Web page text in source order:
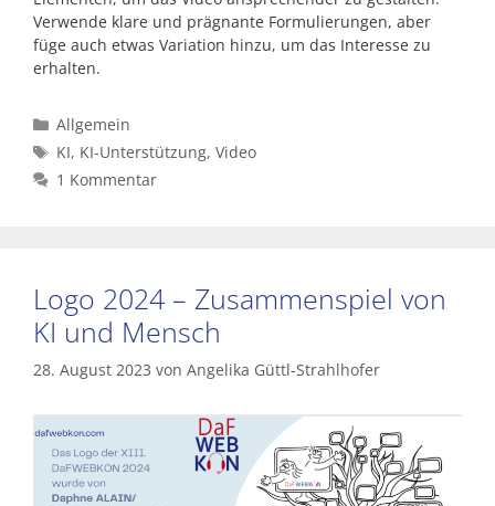
Verwende klare und prägnante Formulierungen, aber
füge auch etwas Variation hinzu, um das Interesse zu
erhalten.
Kategorien
Allgemein
Schlagwörter
KI, KI-Unterstützung,Video
1 Kommentar
Logo 2024 – Zusammenspiel von
KI und Mensch
28. August 2023 von Angelika Güttl-Strahlhofer